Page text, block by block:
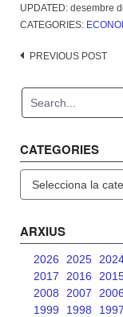
UPDATED: desembre
CATEGORIES:
Post
PREVIOUS POST
CATEGORIES
ARXIUS
2026 2025
2017
2016
2008
2007 2006
1999
1998 1997